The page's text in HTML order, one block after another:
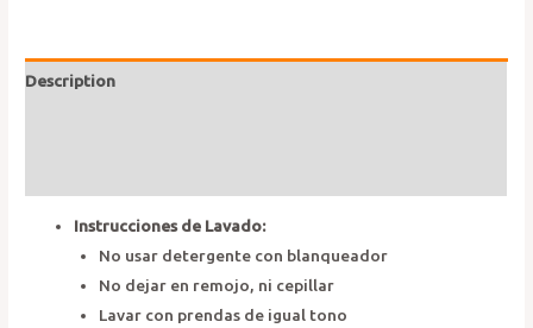
Description
Instrucciones de Lavado:
No usar detergente con blanqueador
No dejar en remojo, ni cepillar
Lavar con prendas de igual tono